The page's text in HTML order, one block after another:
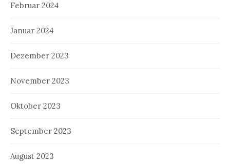
Februar 2024
Januar 2024
Dezember 2023
November 2023
Oktober 2023
September 2023
August 2023